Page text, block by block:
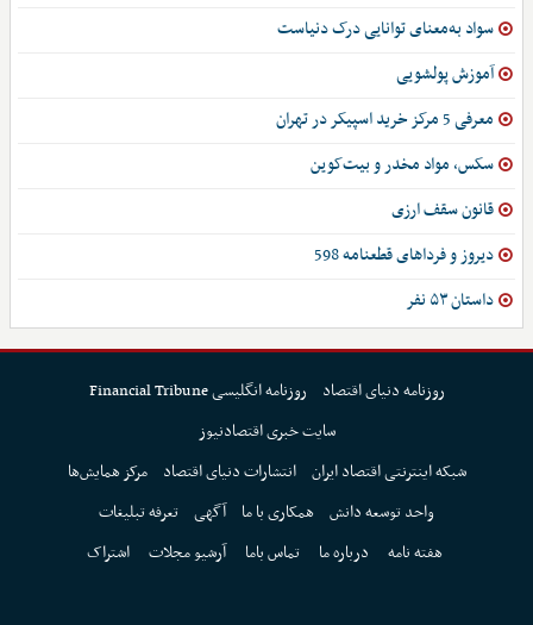
سواد به‌معنای توانایی درک دنیاست
آموزش پولشویی
معرفی 5 مرکز خرید اسپیکر در تهران
سکس، مواد مخدر و بیت‌کوین
قانون سقف ارزی
دیروز و فرداهای قطعنامه 598
داستان ۵۳ نفر
روزنامه دنیای اقتصاد
روزنامه انگلیسی Financial Tribune
سایت خبری اقتصادنیوز
شبکه اینترنتی اقتصاد ایران انتشارات دنیای اقتصاد
مرکز همایش‌ها
واحد توسعه دانش همکاری با ما آگهی تعرفه تبلیغات
هفته نامه
درباره ما تماس باما آرشیو مجلات اشتراک